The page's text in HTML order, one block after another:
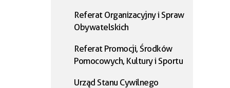
Referat Organizacyjny i Spraw
Obywatelskich
Referat Promocji, Środków
Pomocowych, Kultury i Sportu
Urząd Stanu Cywilnego